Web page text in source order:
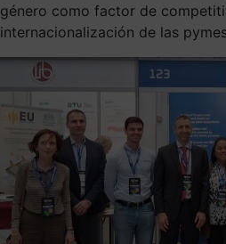
género como factor de
internacionalización de las